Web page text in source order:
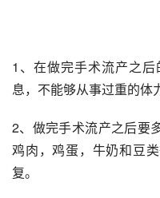
1、在做完手术流产之
息，不能够从事过重的体
2、做完手术流产之后要
鸡肉，鸡蛋，牛奶和豆
复。